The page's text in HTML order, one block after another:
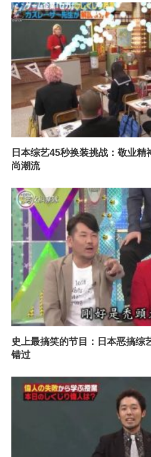
日本综艺45秒换装挑战：敬业
尚潮流
史上最搞笑的节目：日本恶搞综
错过